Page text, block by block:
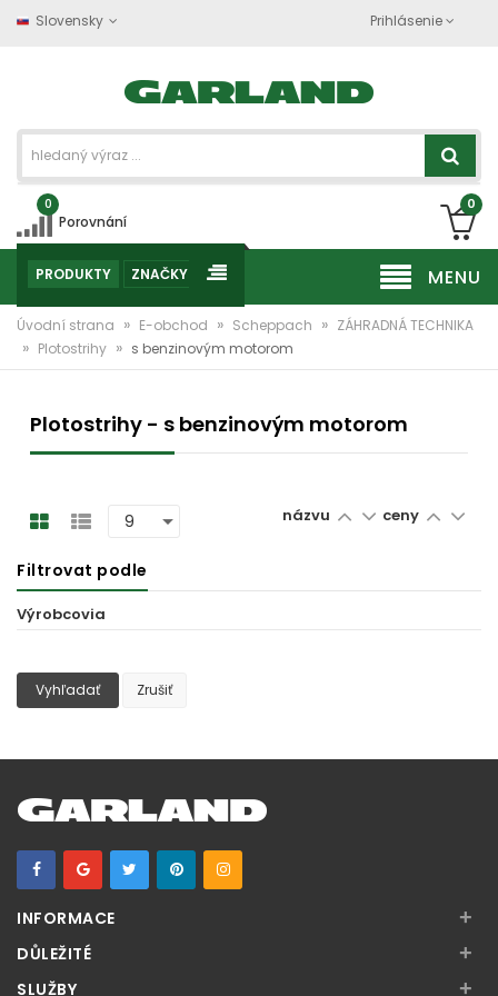
Slovensky Prihlásenie
0
Porovnání
0
MENU
PRODUKTY ZNAČKY
Úvodní strana » E-obchod » Scheppach » ZÁHRADNÁ TECHNIKA
» Plotostrihy » s benzinovým motorom
Plotostrihy - s benzinovým motorom
názvu ceny
Filtrovat podle
Výrobcovia
Vyhľadať Zrušiť
INFORMACE +
DŮLEŽITÉ +
SLUŽBY +